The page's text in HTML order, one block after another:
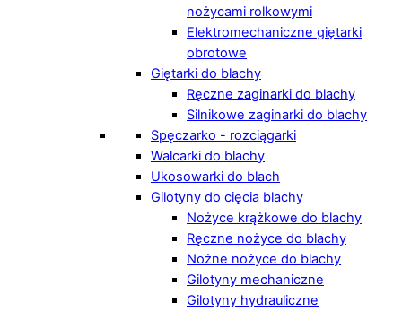
nożycami rolkowymi
Elektromechaniczne giętarki
obrotowe
Giętarki do blachy
Ręczne zaginarki do blachy
Silnikowe zaginarki do blachy
Spęczarko - rozciągarki
Walcarki do blachy
Ukosowarki do blach
Gilotyny do cięcia blachy
Nożyce krążkowe do blachy
Ręczne nożyce do blachy
Nożne nożyce do blachy
Gilotyny mechaniczne
Gilotyny hydrauliczne